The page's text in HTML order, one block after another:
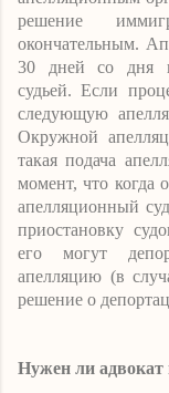
решение
окончательным.
30 дней со дня
судьей.Если
следующую
Окружной
такая подача
момент, что когда
апелляционный
приостановку
его могут
апелляцию (в
решение о
Нужен ли адвокат